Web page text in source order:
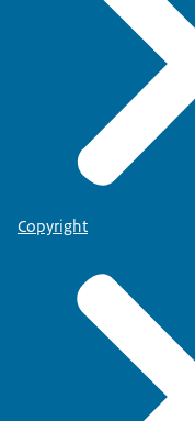
Copyright